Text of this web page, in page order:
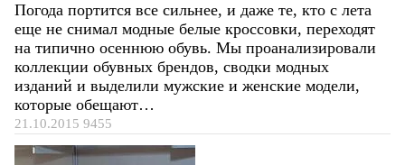
Погода портится все сильнее, и даже те, кто с лета
еще не снимал модные белые кроссовки, переходят
на типично осеннюю обувь. Мы проанализировали
коллекции обувных брендов, сводки модных
изданий и выделили мужские и женские модели,
которые обещают…
21.10.2015 9455